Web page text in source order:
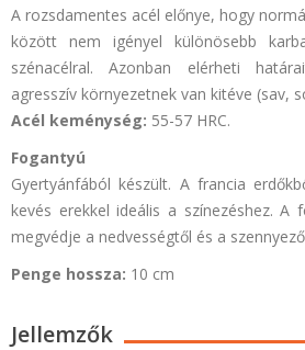
A rozsdamentes acél előnye, hogy
között nem igényel különösebb
szénacélral. Azonban elérheti
agresszív környezetnek van kitéve (sav,
Acél keménység: 55-57 HRC.
Fogantyú
Gyertyánfából készült. A francia
kevés erekkel ideális a színezéshez. A
megvédje a nedvességtől és a
Penge hossza: 10 cm
Jellemzők